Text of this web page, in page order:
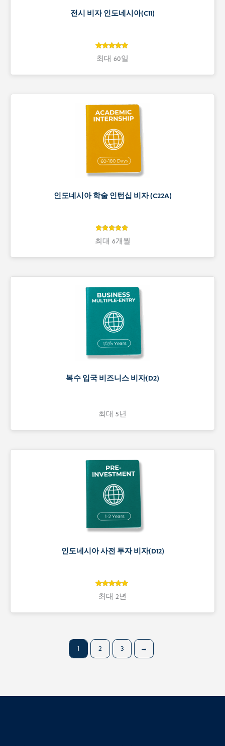
전시 비자 인도네시아(C11)
4.9
개 고객 평
4.9
최대 60일
인도네시아 학술 인턴십 비자 (C22A)
개 고객 평
5
최대 6개월
복수 입국 비즈니스 비자(D2)
최대 5년
인도네시아 사전 투자 비자(D12)
5
개 고객 평
최대 2년
1 2 3 →